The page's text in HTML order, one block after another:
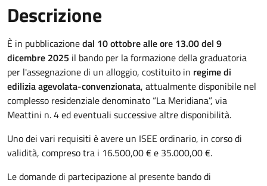
Descrizione
È in pubblicazionedal 10 ottobre alle ore 13.00 del 9
dicembre 2025 il bando per la formazione della graduatoria
per l'assegnazione di un alloggio, costituito in regime di
edilizia agevolata-convenzionata, attualmente disponibile nel
complesso residenziale denominato “La Meridiana”, via
Meattini n. 4 ed eventuali successive altre disponibilità.
Uno dei vari requisiti è avere un ISEE ordinario, in corso di
validità, compreso tra i 16.500,00 € e 35.000,00 €.
Le domande di partecipazione al presente bando di